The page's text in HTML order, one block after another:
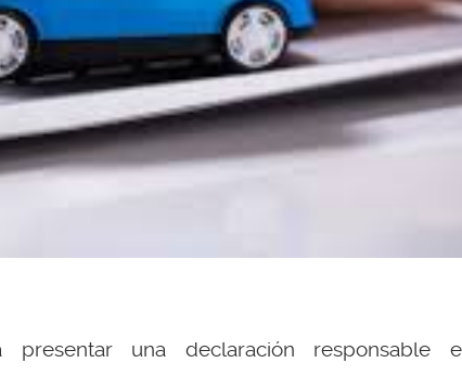
presentar una declaración responsable